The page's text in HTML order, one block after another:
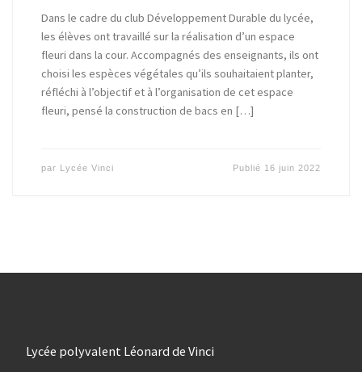
Dans le cadre du club Développement Durable du lycée,
les élèves ont travaillé sur la réalisation d’un espace
fleuri dans la cour. Accompagnés des enseignants, ils ont
choisi les espèces végétales qu’ils souhaitaient planter,
réfléchi à l’objectif et à l’organisation de cet espace
fleuri, pensé la construction de bacs en […]
par Lycée Vinci Publié 16 juin 2022
Lycée polyvalent Léonard de Vinci